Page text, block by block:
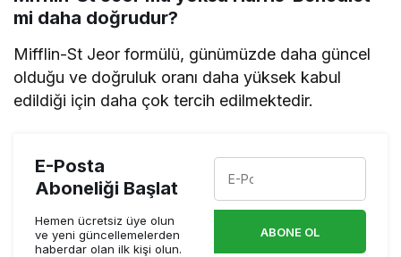
mi daha doğrudur?
Mifflin-St Jeor formülü, günümüzde daha güncel
olduğu ve doğruluk oranı daha yüksek kabul
edildiği için daha çok tercih edilmektedir.
E-Posta
Aboneliği Başlat
Hemen ücretsiz üye olun
ve yeni güncellemelerden
haberdar olan ilk kişi olun.
ABONE OL